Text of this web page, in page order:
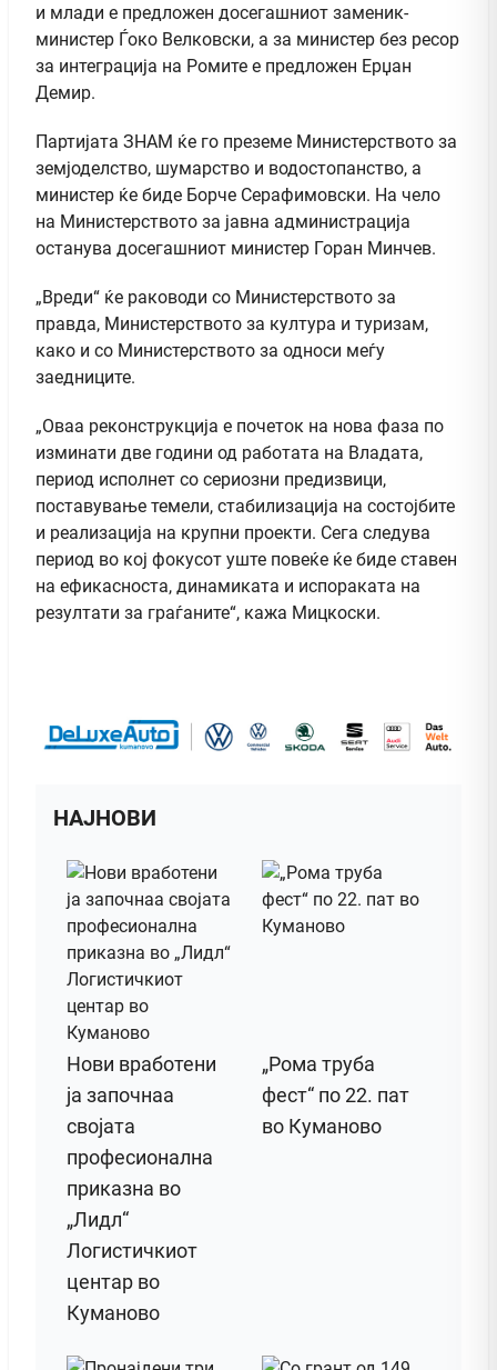
и млади е предложен досегашниот заменик-
министер Ѓоко Велковски, а за министер без ресор
за интеграција на Ромите е предложен Ерџан
Демир.
Партијата ЗНАМ ќе го преземе Министерството за
земјоделство, шумарство и водостопанство, а
министер ќе биде Борче Серафимовски. На чело
на Министерството за јавна администрација
останува досегашниот министер Горан Минчев.
„Вреди“ ќе раководи со Министерството за
правда, Министерството за култура и туризам,
како и со Министерството за односи меѓу
заедниците.
„Оваа реконструкција е почеток на нова фаза по
изминати две години од работата на Владата,
период исполнет со сериозни предизвици,
поставување темели, стабилизација на состојбите
и реализација на крупни проекти. Сега следува
период во кој фокусот уште повеќе ќе биде ставен
на ефикасноста, динамиката и испораката на
резултати за граѓаните“, кажа Мицкоски.
НАЈНОВИ
Нови вработени
ја започнаа
својата
професионална
приказна во
„Лидл“
Логистичкиот
центар во
Куманово
„Рома труба
фест“ по 22. пат
во Куманово